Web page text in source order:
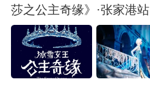
莎之公主奇缘》·张家港站